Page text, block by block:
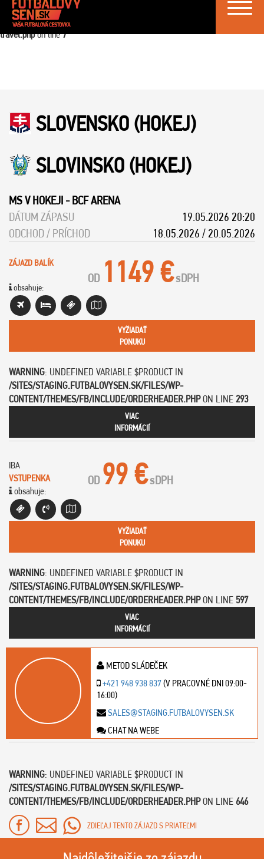
Toggle
Warning: Attempt to read property "ID" on false in
/sites/staging.futbalovysen.sk/files/wp-content/themes/fb/single-
travel.phpon line7
SLOVENSKO (HOKEJ)
SLOVINSKO (HOKEJ)
MS V HOKEJI -BCF ARENA
DÁTUM ZÁPASU
19.05.2026 20:20
ODCHOD / PRÍCHOD
18.05.2026 / 20.05.2026
ZÁJAZD BALÍK
obsahuje:
OD 1149 €sDPH
VYŽIADAŤ
PONUKU
WARNING: UNDEFINED VARIABLE $PRODUCT IN
/SITES/STAGING.FUTBALOVYSEN.SK/FILES/WP-
CONTENT/THEMES/FB/INCLUDE/ORDERHEADER.PHPON LINE 293
VIAC
INFORMÁCIÍ
IBA
VSTUPENKA
obsahuje:
OD 99 €sDPH
VYŽIADAŤ
PONUKU
WARNING: UNDEFINED VARIABLE $PRODUCT IN
/SITES/STAGING.FUTBALOVYSEN.SK/FILES/WP-
CONTENT/THEMES/FB/INCLUDE/ORDERHEADER.PHPON LINE 597
VIAC
INFORMÁCIÍ
METOD SLÁDEČEK
+421 948 938 837(V PRACOVNÉ DNI 09:00-
16:00)
SALES@STAGING.FUTBALOVYSEN.SK
CHAT NA WEBE
WARNING: UNDEFINED VARIABLE $PRODUCT IN
/SITES/STAGING.FUTBALOVYSEN.SK/FILES/WP-
CONTENT/THEMES/FB/INCLUDE/ORDERHEADER.PHPON LINE 646
ZDIEĽAJ TENTO ZÁJAZD S PRIATEĽMI